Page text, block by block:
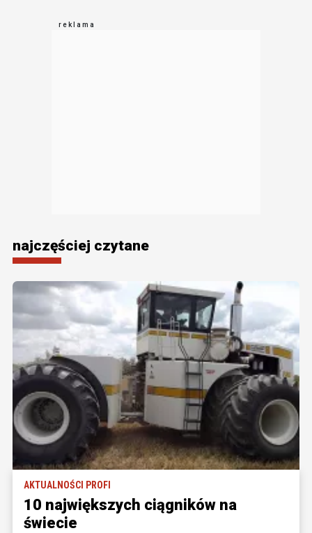
najczęściej czytane
AKTUALNOŚCI PROFI
10 największych ciągników na
świecie